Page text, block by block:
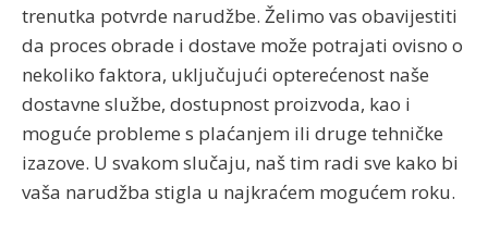
trenutka potvrde narudžbe. Želimo vas obavijestiti
da proces obrade i dostave može potrajati ovisno o
nekoliko faktora, uključujući opterećenost naše
dostavne službe, dostupnost proizvoda, kao i
moguće probleme s plaćanjem ili druge tehničke
izazove. U svakom slučaju, naš tim radi sve kako bi
vaša narudžba stigla u najkraćem mogućem roku.